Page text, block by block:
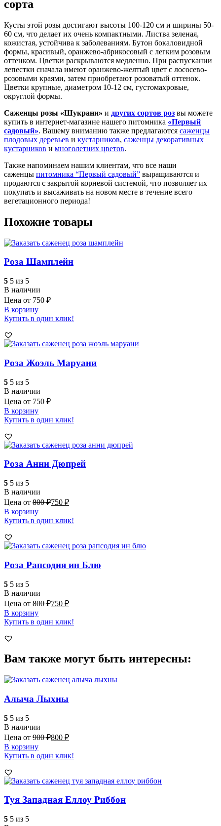
сорта
Кусты этой розы достигают высоты 100-120 см и ширины 50-
60 см, что делает их очень компактными. Листва зеленая,
кожистая, устойчива к заболеваниям. Бутон бокаловидной
формы, красивый, оранжево-абрикосовый с легким розовым
оттенком. Цветки раскрываются медленно. При распускании
лепестки сначала имеют оранжево-желтый цвет с лососево-
розовыми краями, затем приобретают розоватый оттенок.
Цветки крупные, диаметром 10-12 см, густомахровые,
округлой формы.
Саженцы розы «Шукрани» и других сортов роз вы можете
купить в интернет-магазине нашего питомника «Первый
садовый». Вашему вниманию также предлагаются саженцы
плодовых деревьев и кустарников, саженцы декоративных
кустарников и многолетних цветов.
Также напоминаем нашим клиентам, что все наши
саженцы питомника “Первый садовый” выращиваются и
продаются с закрытой корневой системой, что позволяет их
покупать и высаживать на новом месте в течение всего
вегетационного периода!
Похожие товары
Роза Шамплейн
5 5 из 5
В наличии
Цена от 750 ₽
В корзину
Купить в один клик!
Роза Жоэль Маруани
5 5 из 5
В наличии
Цена от 750 ₽
В корзину
Купить в один клик!
Роза Анни Дюпрей
5 5 из 5
В наличии
Цена от 800₽750 ₽
В корзину
Купить в один клик!
Роза Рапсодия ин Блю
5 5 из 5
В наличии
Цена от 800₽750 ₽
В корзину
Купить в один клик!
Вам также могут быть интересны:
Алыча Лыхны
5 5 из 5
В наличии
Цена от 900₽800 ₽
В корзину
Купить в один клик!
Туя Западная Еллоу Риббон
5 5 из 5